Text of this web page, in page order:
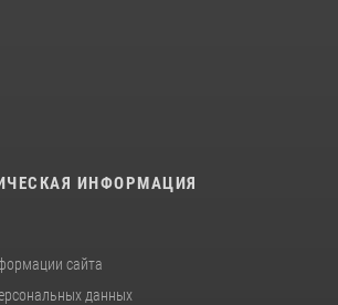
ИНФОРМАЦИЯ
сайта
данных